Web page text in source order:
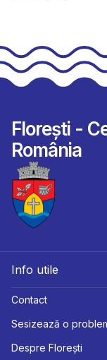
Florești -
România
Info utile
Contact
Sesizează o
Despre Florești